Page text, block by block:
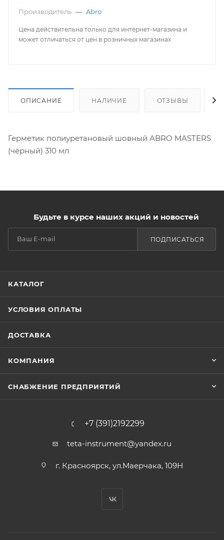
Производитель — Abro
Цена действительна только для интернет-магазина и
может отличаться от цен в розничных магазинах
ОПИСАНИЕ НАЛИЧИЕ ОТЗЫВЫ
Герметик полиуретановый шовный ABRO MASTERS
(чёрный) 310 мл
Будьте в курсе наших акций и новостей
ПОДПИСАТЬСЯ
КАТАЛОГ
УСЛОВИЯ ОПЛАТЫ
ДОСТАВКА
КОМПАНИЯ
СНАБЖЕНИЕ ПРЕДПРИЯТИЙ
+7 (391)2192299
teta-instrument@yandex.ru
г. Красноярск, ул.Маерчака, 109Н